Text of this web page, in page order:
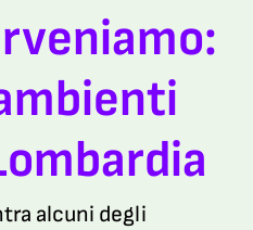
alcuni degli